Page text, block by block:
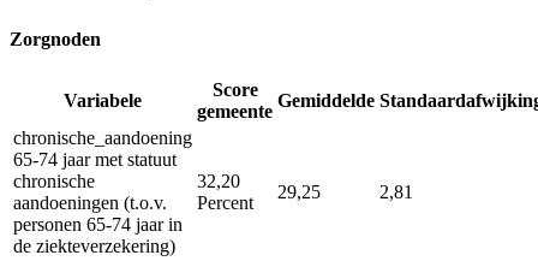
Zorgnoden
Variabele
Score
gemeente
Gemiddelde
chronische_aandoening
65-74 jaar met statuut
chronische
aandoeningen (t.o.v.
personen 65-74 jaar in
de ziekteverzekering)
32,20
Percent
29,25 2,81